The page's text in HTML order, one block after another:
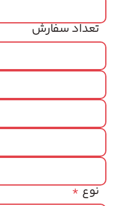
تعداد سفارش
*نوع